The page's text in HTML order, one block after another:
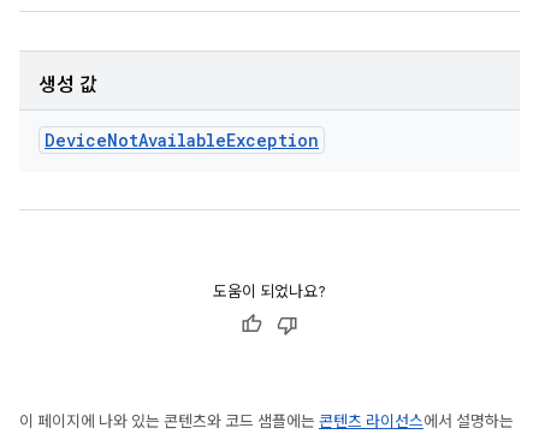
생성 값
DeviceNotAvailableException
도움이 되었나요?
이 페이지에 나와 있는 콘텐츠와 코드 샘플에는 콘텐츠 라이선스에서 설명하는